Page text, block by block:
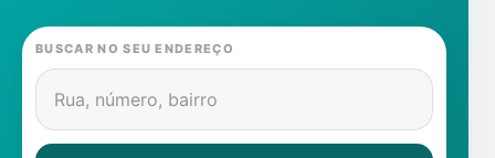
Gás
Contatos
BUSCAR NO SEU ENDEREÇO
Rua, número, bairro